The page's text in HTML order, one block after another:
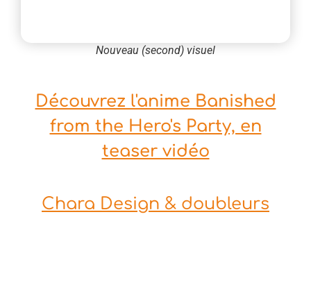
Nouveau (second) visuel
Découvrez l'anime Banished
from the Hero's Party, en
teaser vidéo
Chara Design & doubleurs